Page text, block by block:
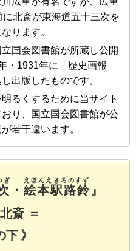
北斎が東海道五十三次を
ります。
国会図書館が所蔵し公開
・1931年に「歴史画報
出版したものです。
るくするために当サイト
り、国立国会図書館が公
若干違います。
ぎ
・ 絵本駅路鈴
えほんえきろのすず
』
斎 ＝
下 》